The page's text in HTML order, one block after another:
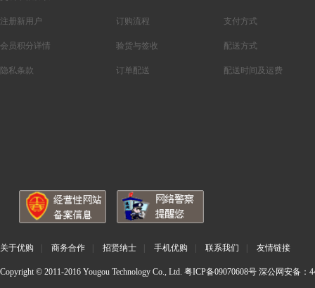
注册新用户
会员积分详情
隐私条款
订购流程
验货与签收
订单配送
支付方式
配送方式
配送时间及运费
关于优购 商务合作 招贤纳士 手机优购 联系我们 友情链接
Copyright © 2011-2016 Yougou Technology Co., Ltd. 粤ICP备09070608号 深公网安备：